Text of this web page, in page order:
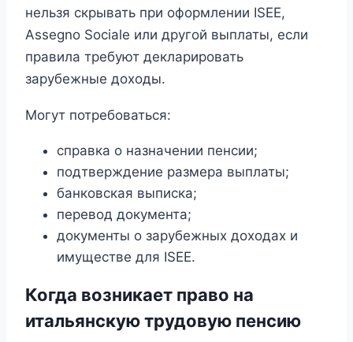
нельзя скрывать при оформлении ISEE,
Assegno Sociale или другой выплаты, если
правила требуют декларировать
зарубежные доходы.
Могут потребоваться:
справка о назначении пенсии;
подтверждение размера выплаты;
банковская выписка;
перевод документа;
документы о зарубежных доходах и
имуществе для ISEE.
Когда возникает право на
итальянскую трудовую пенсию